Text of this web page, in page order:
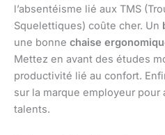
l’absentéisme lié aux TMS
Squelettiques) coûte cher. Un
une bonne chaise
Mettez en avant des études
productivité lié au confort.
sur la marque employeur
talents.